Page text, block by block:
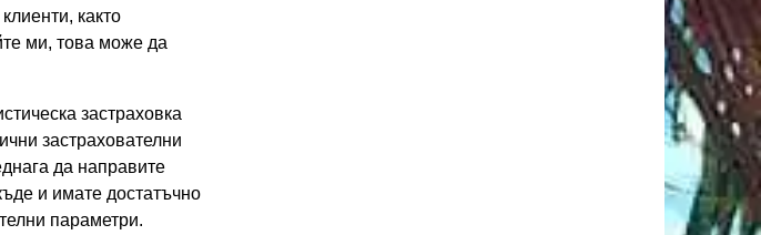
както
ми, това може да
застраховка
застрахователни
да направите
и имате достатъчно
параметри.